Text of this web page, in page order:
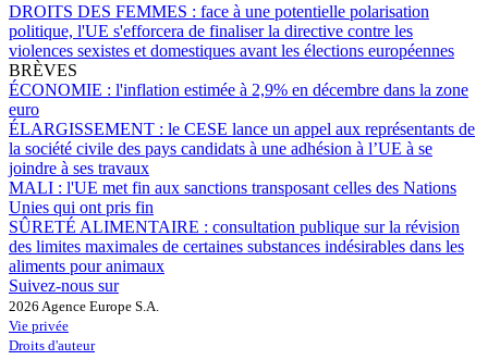
DROITS DES FEMMES : face à une potentielle polarisation
politique, l'UE s'efforcera de finaliser la directive contre les
violences sexistes et domestiques avant les élections européennes
BRÈVES
ÉCONOMIE : l'inflation estimée à 2,9% en décembre dans la zone
euro
ÉLARGISSEMENT : le CESE lance un appel aux représentants de
la société civile des pays candidats à une adhésion à l’UE à se
joindre à ses travaux
MALI : l'UE met fin aux sanctions transposant celles des Nations
Unies qui ont pris fin
SÛRETÉ ALIMENTAIRE : consultation publique sur la révision
des limites maximales de certaines substances indésirables dans les
aliments pour animaux
Suivez-nous sur
2026 Agence Europe S.A.
Vie privée
Droits d'auteur